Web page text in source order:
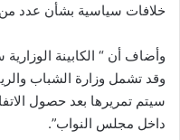
خلافات سياسية بشأن عدد
وأضاف أن “ الكابينة الوزارية
وقد تشمل وزارة الشباب
سيتم تمريرها بعد حصول
داخل مجلس النواب”.